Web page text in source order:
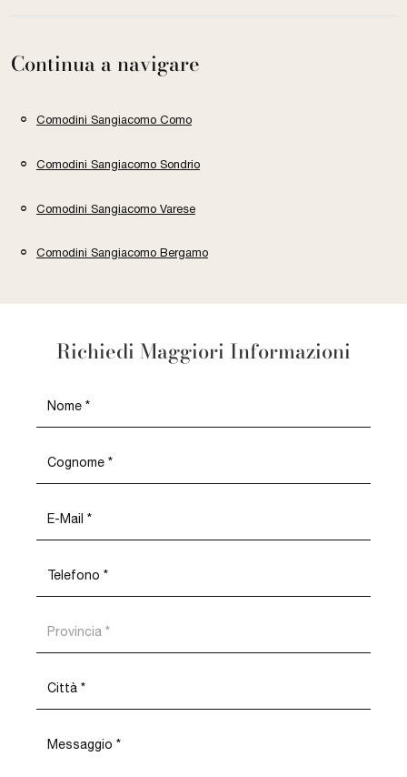
Continua a navigare
Comodini Sangiacomo Como
Comodini Sangiacomo Sondrio
Comodini Sangiacomo Varese
Comodini Sangiacomo Bergamo
Richiedi Maggiori Informazioni